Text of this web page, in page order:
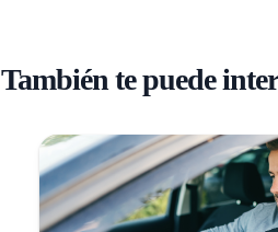
También te puede